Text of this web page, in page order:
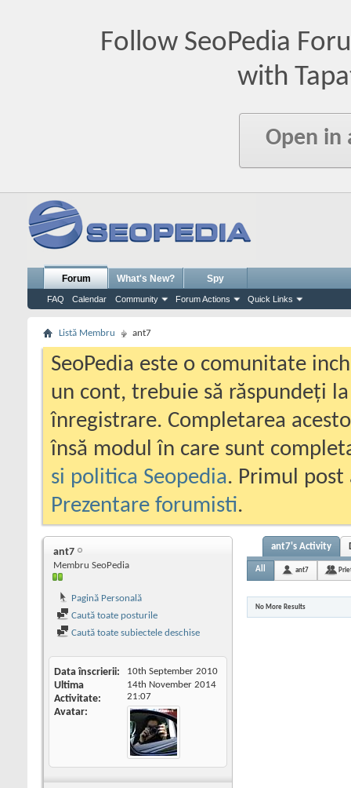
Follow SeoPedia
with
Open in
Forum
FAQ Calendar Community Forum Actions Quick Links
What's New? Spy
Listă Membru ant7
SeoPedia este o comunitate
un cont, trebuie să răspundeți
înregistrare. Completarea
însă modul în care sunt
si politica Seopedia. Primul
Prezentare forumisti.
ant7
Membru SeoPedia
Pagină Personală
Caută toate posturile
Caută toate subiectele deschise
Data înscrierii 10th September 2010
Ultima
Activitate
14th November 2014
21:07
Avatar
ant7's Activity
All ant7
No More Results